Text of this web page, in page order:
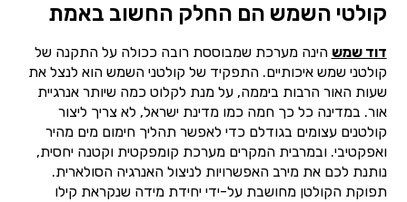
קולטי השמש הם החלק החשוב באמת
דוד שמש הינה מערכת שמבוססת רובה ככולה על התקנה של
קולטני שמש איכותיים. התפקיד של קולטני השמש הוא לנצל את
שעות האור הרבות ביממה, על מנת לקלוט כמה שיותר אנרגיית
אור. במדינה כל כך חמה כמו מדינת ישראל, לא צריך ליצור
קולטנים עצומים בגודלם כדי לאפשר תהליך חימום מים מהיר
ואפקטיבי. ובמרבית המקרים מערכת קומפקטית וקטנה יחסית,
נותנת לכם את מירב האפשרויות לניצול האנרגיה הסולארית.
תפוקת הקולטן מחושבת על-ידי יחידת מידה שנקראת קילו